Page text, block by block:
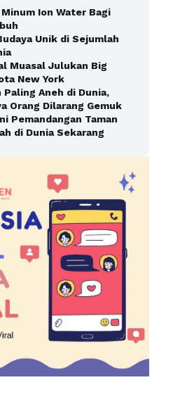
Ion Water Bagi
Unik di Sejumlah
Muasal Julukan Big
New York
Paling Aneh di Dunia,
Orang Dilarang Gemuk
Pemandangan Taman
di Dunia Sekarang